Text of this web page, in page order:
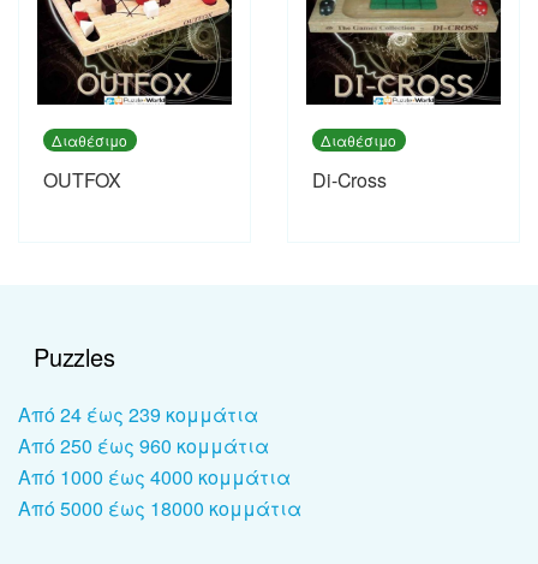
Διαθέσιμο
OUTFOX
Διαθέσιμο
Di-Cross
Puzzles
Από 24 έως 239 κομμάτια
Από 250 έως 960 κομμάτια
Από 1000 έως 4000 κομμάτια
Από 5000 έως 18000 κομμάτια